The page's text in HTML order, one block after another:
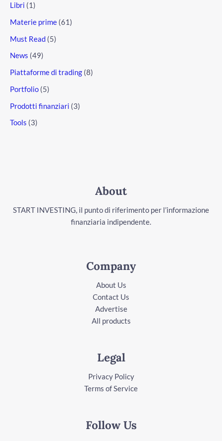
Libri (1)
Materie prime (61)
Must Read (5)
News (49)
Piattaforme di trading (8)
Portfolio (5)
Prodotti finanziari (3)
Tools (3)
About
START INVESTING, il punto di riferimento per l’informazione
finanziaria indipendente.
Company
About Us
Contact Us
Advertise
All products
Legal
Privacy Policy
Terms of Service
Follow Us